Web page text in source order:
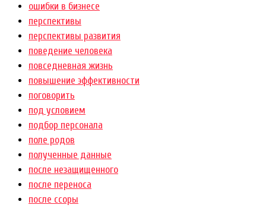
ошибки в бизнесе
перспективы
перспективы развития
поведение человека
повседневная жизнь
повышение эффективности
поговорить
под условием
подбор персонала
поле родов
полученные данные
после незащищенного
после переноса
после ссоры